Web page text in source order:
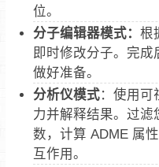
位。
分子编辑器模式： 根
即时修改分子。完
做好准备。
分析仪模式：使用可
力并解释结果。过滤
数，计算 ADME 属
互作用。